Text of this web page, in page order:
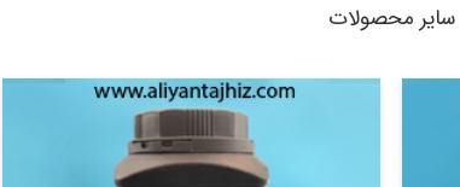
سایر محصولات